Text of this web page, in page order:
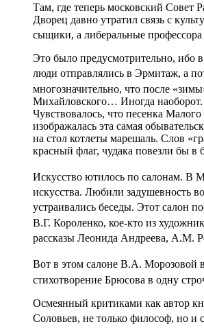
Там, где теперь московский Совет
Дворец давно утратил связь с
сыщики, а либеральные
Это было предусмотрительно, ибо
люди отправлялись в Эрмитаж, а
многозначительно, что после
Михайловского… Иногда наоборот.
Чувствовалось, что песенка
изображалась эта самая
на стол котлеты марешаль. Слов
красный флаг, чудака повезли бы
Искусство ютилось по салонам. В
искусства. Любили задушевность
устраивались беседы. Этот салон
В.Г. Короленко, кое-кто из
рассказы Леонида Андреева, А.М.
Вот в этом салоне В.А. Морозовой
стихотворение Брюсова в одну
Осмеянный критиками как автор
Соловьев, не только философ, но и